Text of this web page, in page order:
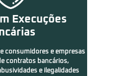
Execuções
consumidores e empresas
contratos bancários,
e ilegalidades